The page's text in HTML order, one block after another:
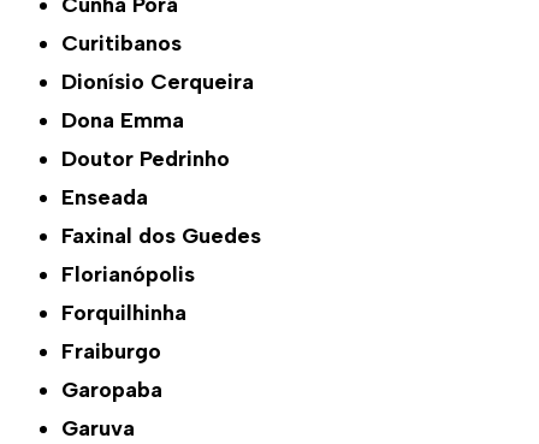
Curitibanos
Dionísio Cerqueira
Dona Emma
Doutor Pedrinho
Enseada
Faxinal dos Guedes
Florianópolis
Forquilhinha
Fraiburgo
Garopaba
Garuva